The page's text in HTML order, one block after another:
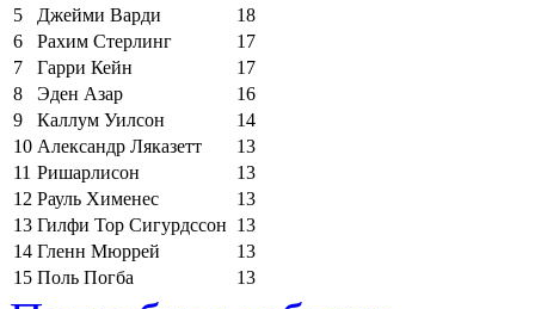
5
Джейми Варди
18
6
Рахим Стерлинг
17
7
Гарри Кейн
17
8
Эден Азар
16
9
Каллум Уилсон
14
10 Александр Ляказетт
13
11 Ришарлисон
13
12 Рауль Хименес
13
13 Гилфи Тор Сигурдссон 13
14 Гленн Мюррей
13
15 Поль Погба 13